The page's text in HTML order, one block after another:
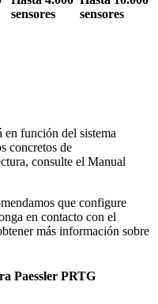
sensores
sensores
en función del sistema
concretos de
consulte el Manual
que configure
en contacto con el
más información sobre
Paessler PRTG